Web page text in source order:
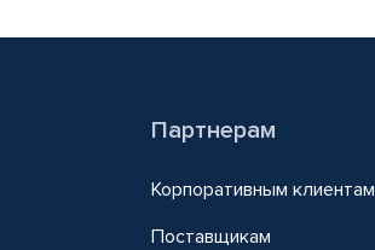
Партнерам
Корпоративным клиентам
Поставщикам